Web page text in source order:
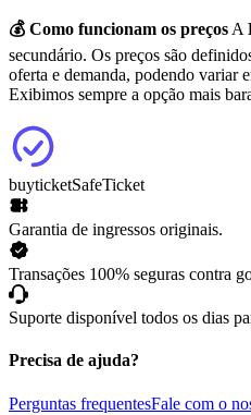
💰 Como funcionam os preços A
secundário. Os preços são
oferta e demanda, podendo variar
Exibimos sempre a opção mais
buyticketSafeTicket
Garantia de ingressos originais.
Transações 100% seguras contra
Suporte disponível todos os dias
Precisa de ajuda?
Perguntas frequentesFale com o